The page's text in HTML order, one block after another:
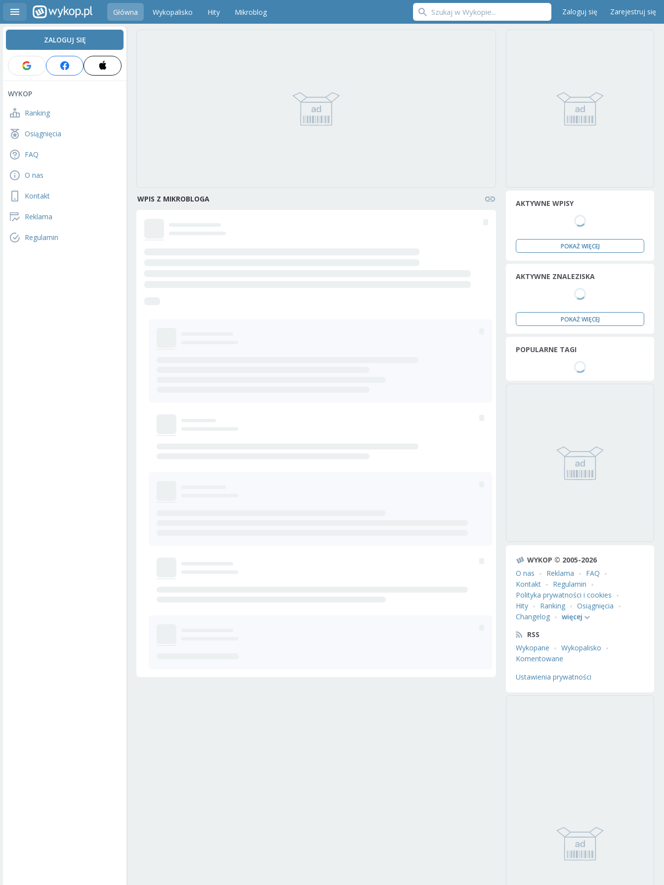
Główna Wykopalisko Hity Mikroblog Zaloguj się Zarejestruj się
ZALOGUJ SIĘ
WYKOP
Ranking
Osiągnięcia
FAQ
O nas
Kontakt
Reklama
Regulamin
WPIS Z MIKROBLOGA AKTYWNE WPISY
POKAŻ WIĘCEJ
AKTYWNE ZNALEZISKA
POKAŻ WIĘCEJ
POPULARNE TAGI
WYKOP © 2005-2026
O nas
Reklama
FAQ
Kontakt
Regulamin
Polityka prywatności i cookies
Hity
Ranking
Osiągnięcia
Changelog
więcej
RSS
Wykopane
Wykopalisko
Komentowane
Ustawienia prywatności